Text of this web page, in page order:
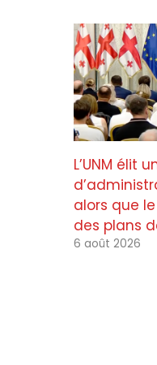
L’UNM élit
alors que
des plans
6 août 2026